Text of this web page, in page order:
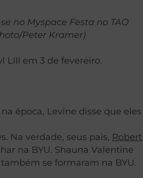
no Myspace Festa no TAO
Peter Kramer)
LIII em 3 de fevereiro.
época, Levine disse que eles
Na verdade, seus pais, Robert
na BYU. Shauna Valentine
se formaram na BYU.